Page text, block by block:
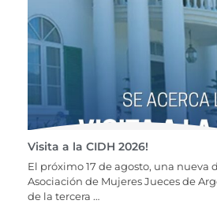
Visita a la CIDH 2026!
El próximo 17 de agosto, una nueva
Asociación de Mujeres Jueces de
de la tercera …